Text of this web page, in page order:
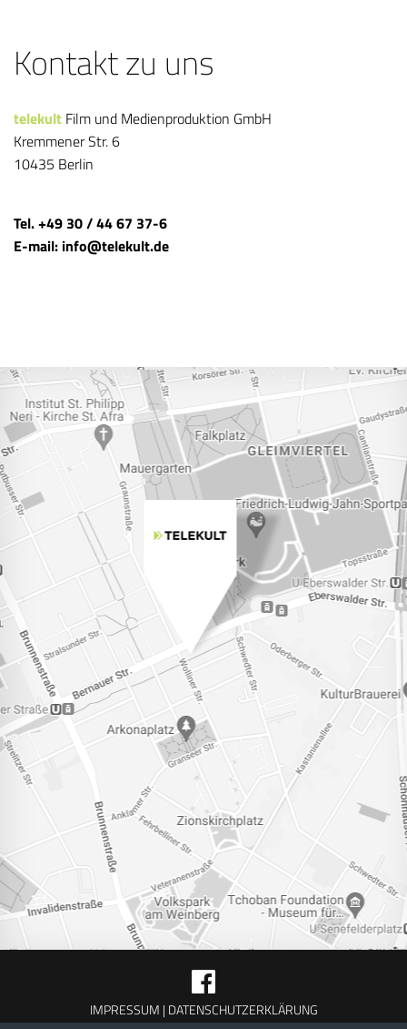
Kontakt zu uns
telekult Film und Medienproduktion GmbH
Kremmener Str. 6
10435 Berlin
Tel. +49 30 / 44 67 37-6
E-mail: info@telekult.de
IMPRESSUM | DATENSCHUTZERKLÄRUNG